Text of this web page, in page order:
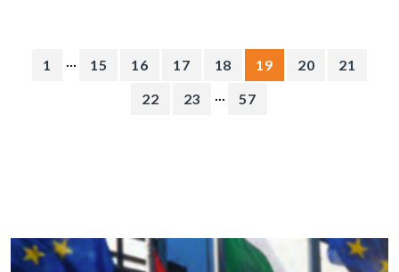
1 ... 15 16 17 18 19 20
21
22
23 ... 57